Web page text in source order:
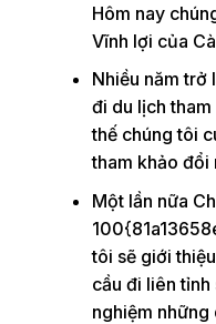
Hôm nay
Vĩnh lợi của
Nhiều năm trở
đi du lịch
thế chúng tôi
tham khảo đổi
Một lần nữa
tôi sẽ giới
cầu đi liên
nghiệm những